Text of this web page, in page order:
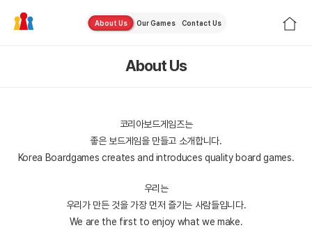
About Us Our Games Contact Us
About Us
코리아보드게임즈는
좋은 보드게임을 만들고 소개합니다.
Korea Boardgames creates and introduces quality board games.
우리는
우리가 만든 것을 가장 먼저 즐기는 사람들입니다.
We are the first to enjoy what we make.